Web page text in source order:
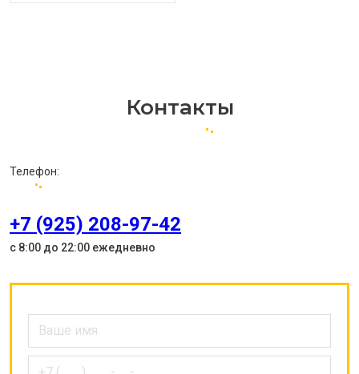
Контакты
Телефон:
+7 (925) 208-97-42
с 8:00 до 22:00 ежедневно